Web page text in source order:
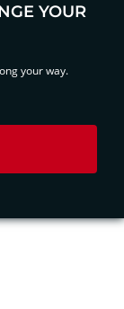
YOUR
your way.